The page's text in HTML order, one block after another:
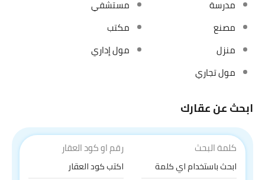
مدرسة
مستشفي
مصنع
مكتب
منزل
مول إداري
مول تجاري
ابحث عن عقارك
كلمة البحث رقم او كود العقار